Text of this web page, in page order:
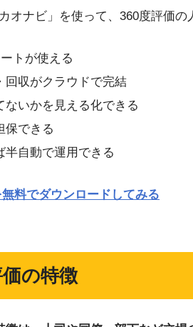
オナビ」を使って、360度評価の
トが使える
回収がクラウドで完結
ないかを見える化できる
保できる
半自動で運用できる
料でダウンロードしてみる
価の特徴